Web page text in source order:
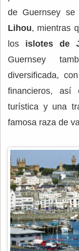
de Guernsey
Lihou, mientras
los islotes de
Guernsey
diversificada,
financieros, así
turística y una
famosa raza de